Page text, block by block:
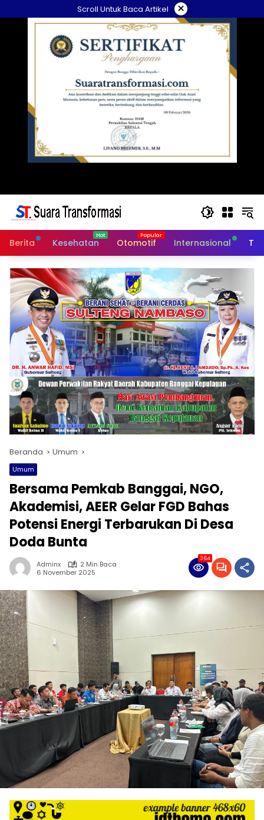
ke
Scroll Untuk Baca Artikel ×
Berita Kesehatan Otomotif Internasional
Beranda Umum
Umum
Bersama Pemkab Banggai, NGO,
Akademisi, AEER Gelar FGD Bahas
Potensi Energi Terbarukan Di Desa
Doda Bunta
Adminx
2 Min Baca
6 November 2025
364